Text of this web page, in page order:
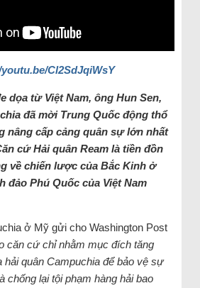
Cl2SdJqiWsY
dọa từ Việt Nam, ông Hun Sen,
đã mời Trung Quốc động thổ
nâng cấp cảng quân sự lớn nhất
cứ Hải quân Ream là tiền đồn
về chiến lược của Bắc Kinh ở
đảo Phú Quốc của Việt Nam
ở Mỹ gửi cho Washington Post
căn cứ chỉ nhằm mục đích tăng
quân Campuchia để bảo vệ sự
chống lại tội phạm hàng hải bao